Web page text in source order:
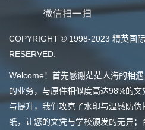
COPYRIGHT © 1998-2023 精英国
RESERVED.
Welcome！首先感谢茫茫人海的相
的业务，与原件相似度高达98%的
与提升，我们攻克了水印与温感防
纸，让您的文凭与学校颁发的无异